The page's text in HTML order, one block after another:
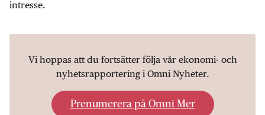
intresse.
Vi hoppas att du fortsätter följa vår ekonomi- och
nyhetsrapportering i Omni Nyheter.
Prenumerera på Omni Mer